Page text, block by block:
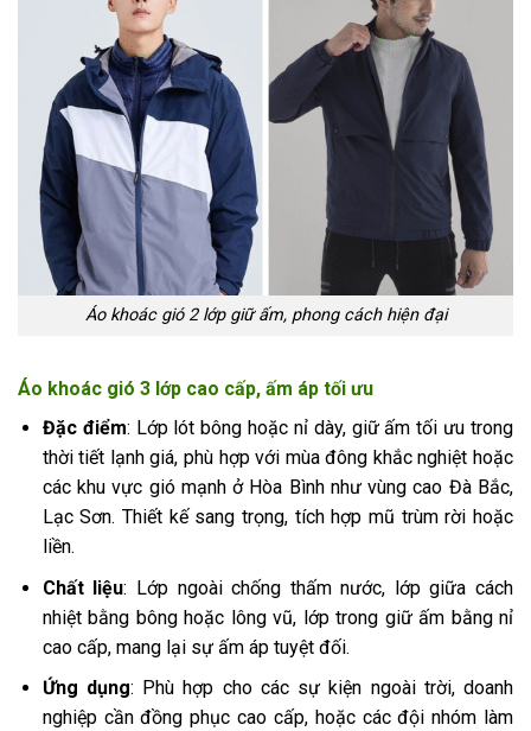
Áo khoác gió 2 lớp giữ ấm, phong cách hiện đại
Áo khoác gió 3 lớp cao cấp, ấm áp tối ưu
Đặc điểm: Lớp lót bông hoặc nỉ dày, giữ ấm tối ưu trong
thời tiết lạnh giá, phù hợp với mùa đông khắc nghiệt hoặc
các khu vực gió mạnh ở Hòa Bình như vùng cao Đà Bắc,
Lạc Sơn. Thiết kế sang trọng, tích hợp mũ trùm rời hoặc
liền.
Chất liệu: Lớp ngoài chống thấm nước, lớp giữa cách
nhiệt bằng bông hoặc lông vũ, lớp trong giữ ấm bằng nỉ
cao cấp, mang lại sự ấm áp tuyệt đối.
Ứng dụng: Phù hợp cho các sự kiện ngoài trời, doanh
nghiệp cần đồng phục cao cấp, hoặc các đội nhóm làm